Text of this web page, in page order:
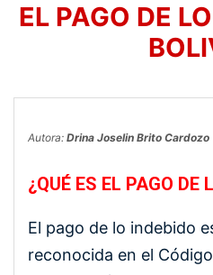
EL PAGO DE
Autora: Drina Joselin Brito Cardozo
¿QUÉ ES EL PAGO DE
El pago de lo indebido
reconocida en el